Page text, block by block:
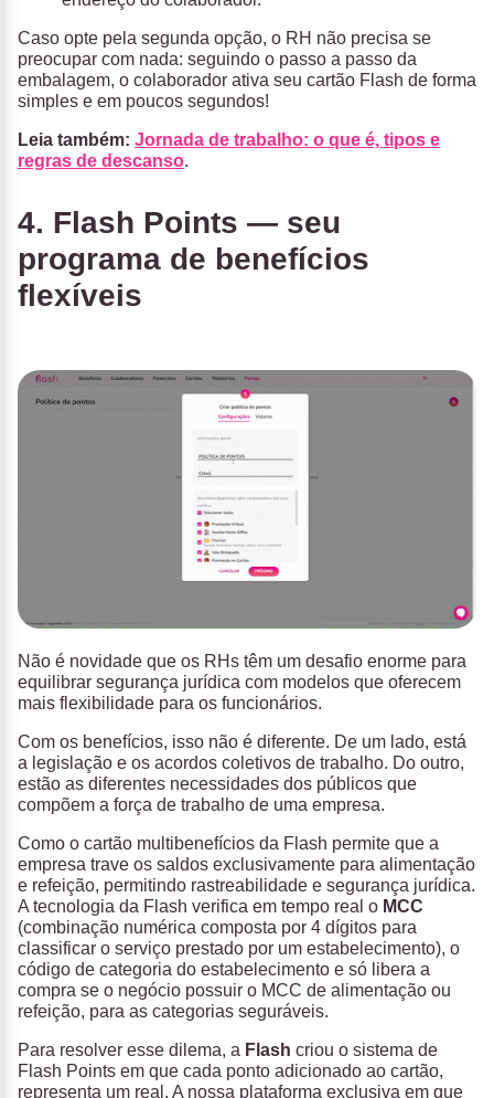
Caso opte pela segunda opção, o RH não precisa se
preocupar com nada: seguindo o passo a passo da
embalagem, o colaborador ativa seu cartão Flash de forma
simples e em poucos segundos!
Leia também: Jornada de trabalho: o que é, tipos e
regras de descanso.
4. Flash Points — seu
programa de benefícios
flexíveis
Não é novidade que os RHs têm um desafio enorme para
equilibrar segurança jurídica com modelos que oferecem
mais flexibilidade para os funcionários.
Com os benefícios, isso não é diferente. De um lado, está
a legislação e os acordos coletivos de trabalho. Do outro,
estão as diferentes necessidades dos públicos que
compõem a força de trabalho de uma empresa.
Como o cartão multibenefícios da Flash permite que a
empresa trave os saldos exclusivamente para alimentação
e refeição, permitindo rastreabilidade e segurança jurídica.
A tecnologia da Flash verifica em tempo real o MCC
(combinação numérica composta por 4 dígitos para
classificar o serviço prestado por um estabelecimento), o
código de categoria do estabelecimento e só libera a
compra se o negócio possuir o MCC de alimentação ou
refeição, para as categorias seguráveis.
Para resolver esse dilema, a Flash criou o sistema de
Flash Points em que cada ponto adicionado ao cartão,
representa um real. A nossa plataforma exclusiva em que